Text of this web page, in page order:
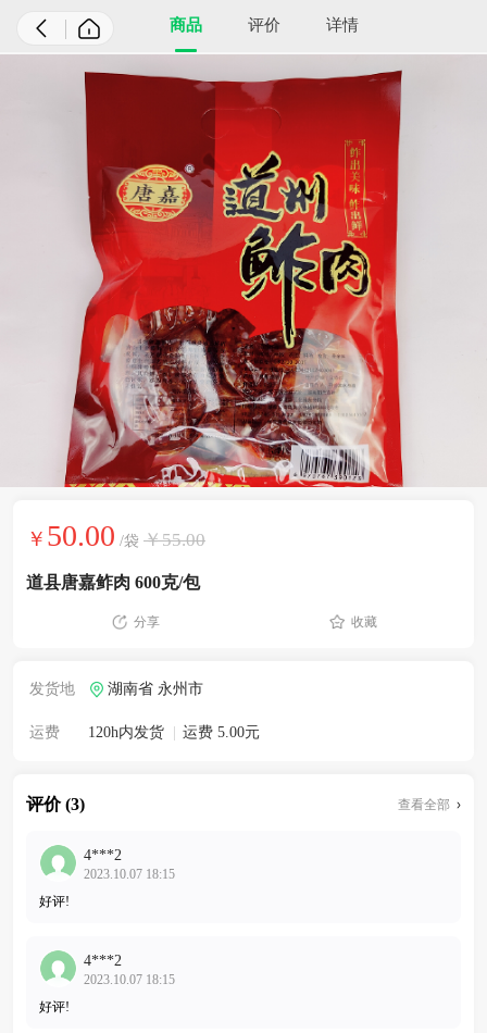
商品 评价 详情
￥ 50.00 /袋 ￥55.00
道县唐嘉鲊肉 600克/包
分享 收藏
发货地 湖南省 永州市
运费 120h内发货 运费 5.00元
评价 (3) 查看全部
4***2
2023.10.07 18:15
好评!
4***2
2023.10.07 18:15
好评!